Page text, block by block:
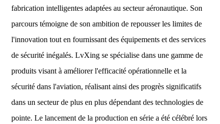
fabrication intelligentes adaptées au secteur aéronautique. Son
parcours témoigne de son ambition de repousser les limites de
l'innovation tout en fournissant des équipements et des services
de sécurité inégalés. LvXing se spécialise dans une gamme de
produits visant à améliorer l'efficacité opérationnelle et la
sécurité dans l'aviation, réalisant ainsi des progrès significatifs
dans un secteur de plus en plus dépendant des technologies de
pointe. Le lancement de la production en série a été célébré lors